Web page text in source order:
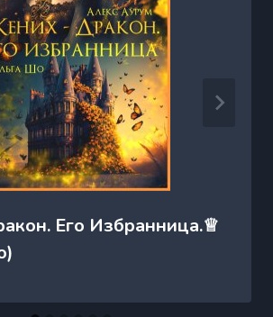
Его Избранница.♕